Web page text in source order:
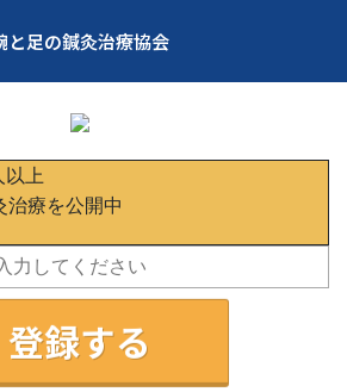
と足の鍼灸治療協会
以上
治療を公開中
登録する